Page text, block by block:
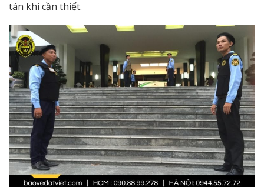
tán khi cần thiết.